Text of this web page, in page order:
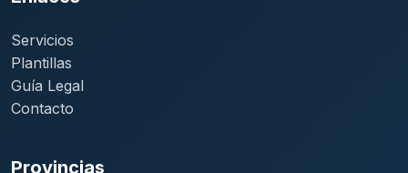
Servicios
Plantillas
Guía Legal
Contacto
Provincias